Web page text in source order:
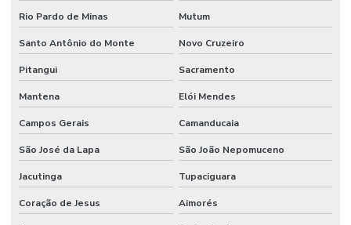
Rio Pardo de Minas Mutum
Santo Antônio do Monte Novo Cruzeiro
Pitangui Sacramento
Mantena Elói Mendes
Campos Gerais Camanducaia
São José da Lapa São João Nepomuceno
Jacutinga Tupaciguara
Coração de Jesus Aimorés